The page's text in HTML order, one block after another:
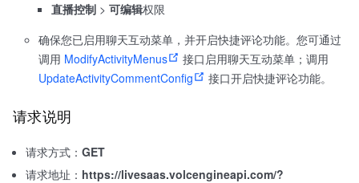
直播控制 > 可编辑权限
确保您已启用聊天互动菜单，并开启快捷评论功能。您可通过
调用 ModifyActivityMenus
接口启用聊天互动菜单；调用
UpdateActivityCommentConfig
接口开启快捷评论功能。
请求说明
请求方式： GET
请求地址： https://livesaas.volcengineapi.com/?